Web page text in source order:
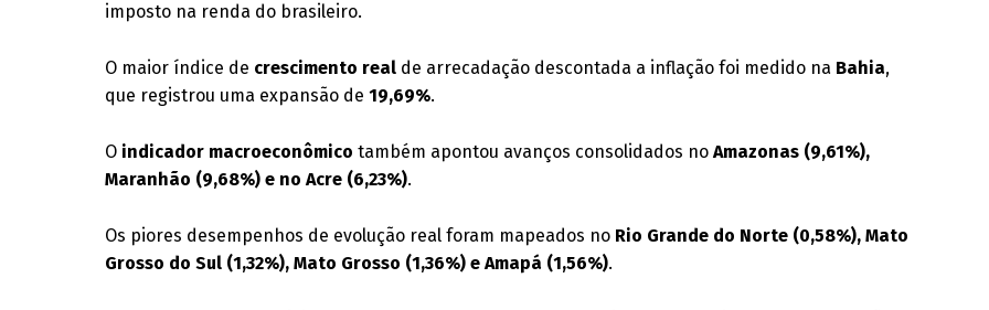
imposto na renda do brasileiro.
O maior índice de crescimento real de arrecadação descontada a inflação foi medido na Bahia,
que registrou uma expansão de19,69%.
O indicador macroeconômico também apontou avanços consolidados noAmazonas (9,61%),
Maranhão (9,68%) e no Acre (6,23%).
Os piores desempenhos de evolução real foram mapeados no Rio Grande do Norte (0,58%), Mato
Grosso do Sul (1,32%), Mato Grosso (1,36%) e Amapá (1,56%).